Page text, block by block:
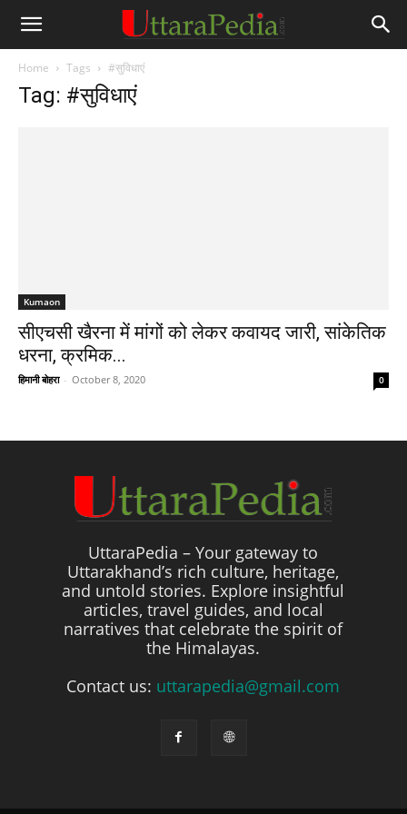
Home Tags #सुविधाएं
Tag: #सुविधाएं
Kumaon
सीएचसी खैरना में मांगों को लेकर कवायद जारी, सांकेतिक
धरना, क्रमिक...
हिमानी बोहरा - October 8, 2020 0
UttaraPedia – Your gateway to
Uttarakhand’s rich culture, heritage,
and untold stories. Explore insightful
articles, travel guides, and local
narratives that celebrate the spirit of
the Himalayas.
Contact us: uttarapedia@gmail.com